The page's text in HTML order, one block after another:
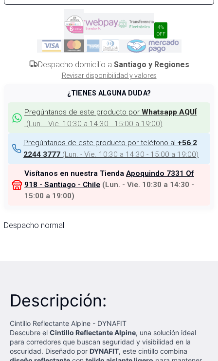
4%
OFF
Despacho domicilio a Santiago y Regiones
Revisar disponibilidad y valores
¿TIENES ALGUNA DUDA?
Pregúntanos de este producto por Whatsapp AQUÍ
(Lun. - Vie. 10:30 a 14:30 - 15:00 a 19:00)
Pregúntanos de este producto por teléfono al +56 2
2244 3777 (Lun. - Vie. 10:30 a 14:30 - 15:00 a 19:00)
Visítanos en nuestra Tienda Apoquindo 7331 Of
918 - Santiago - Chile (Lun. - Vie. 10:30 a 14:30 -
15:00 a 19:00)
Despacho normal
Descripción:
Cintillo Reflectante Alpine - DYNAFIT
Descubre el Cintillo Reflectante Alpine, una solución ideal
para corredores que buscan seguridad y visibilidad en la
oscuridad. Diseñado por DYNAFIT, este cintillo combina